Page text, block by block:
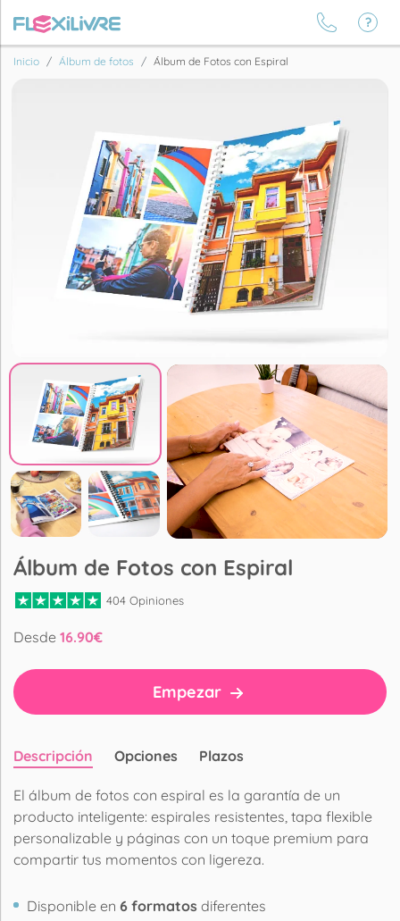
Inicio Álbum de fotos Álbum de Fotos con Espiral
Álbum de Fotos con Espiral
404 Opiniones
Desde 16.90€
Empezar
Descripción Opciones Plazos
El álbum de fotos con espiral es la garantía de un
producto inteligente: espirales resistentes, tapa flexible
personalizable y páginas con un toque premium para
compartir tus momentos con ligereza.
Disponible en 6 formatos diferentes